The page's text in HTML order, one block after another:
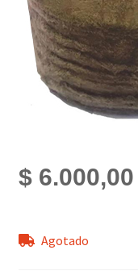
$6.000,00
Agotado